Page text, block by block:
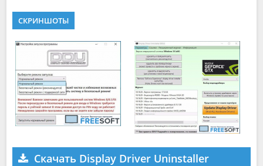
СКРИНШОТЫ
Скачать Display Driver Uninstaller